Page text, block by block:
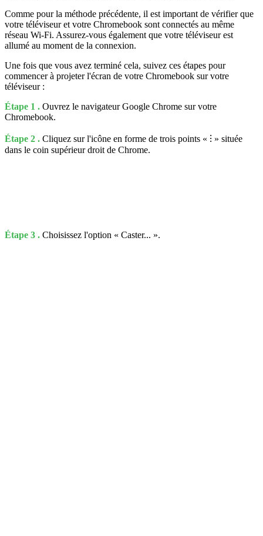
Comme pour la méthode précédente, il est important de vérifier que
votre téléviseur et votre Chromebook sont connectés au même
réseau Wi-Fi. Assurez-vous également que votre téléviseur est
allumé au moment de la connexion.
Une fois que vous avez terminé cela, suivez ces étapes pour
commencer à projeter l'écran de votre Chromebook sur votre
téléviseur :
Étape 1 . Ouvrez le navigateur Google Chrome sur votre
Chromebook.
Étape 2 . Cliquez sur l'icône en forme de trois points « ⁝ » située
dans le coin supérieur droit de Chrome.
Étape 3 . Choisissez l'option « Caster... ».